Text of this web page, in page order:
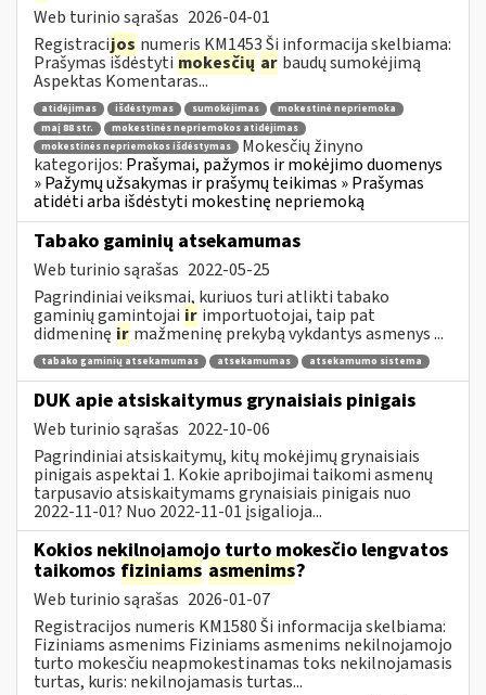
Web turinio sąrašas 2026-04-01
Registracijos numeris KM1453 Ši informacija skelbiama:
Prašymas išdėstyti mokesčių ar baudų sumokėjimą
Aspektas Komentaras...
atidėjimas išdėstymas sumokėjimas
mokestinė nepriemoka
maį 88 str.
mokestinės nepriemokos atidėjimas
mokestinės nepriemokos išdėstymas
Mokesčių žinyno
kategorijos: Prašymai, pažymos ir mokėjimo duomenys
» Pažymų užsakymas ir prašymų teikimas » Prašymas
atidėti arba išdėstyti mokestinę nepriemoką
Tabako gaminių atsekamumas
Web turinio sąrašas 2022-05-25
Pagrindiniai veiksmai, kuriuos turi atlikti tabako
gaminių gamintojai ir importuotojai, taip pat
didmeninę ir mažmeninę prekybą vykdantys asmenys ...
tabako gaminių atsekamumas atsekamumas atsekamumo sistema
DUK apie atsiskaitymus grynaisiais pinigais
Web turinio sąrašas 2022-10-06
Pagrindiniai atsiskaitymų, kitų mokėjimų grynaisiais
pinigais aspektai 1. Kokie apribojimai taikomi asmenų
tarpusavio atsiskaitymams grynaisiais pinigais nuo
2022-11-01? Nuo 2022-11-01 įsigalioja...
Kokios nekilnojamojo turto mokesčio lengvatos
taikomos fiziniams asmenims?
Web turinio sąrašas 2026-01-07
Registracijos numeris KM1580 Ši informacija skelbiama:
Fiziniams asmenims Fiziniams asmenims nekilnojamojo
turto mokesčiu neapmokestinamas toks nekilnojamasis
turtas, kuris: nekilnojamasis turtas...